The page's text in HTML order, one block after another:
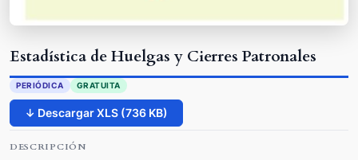
Estadística de Huelgas y Cierres Patronales
PERIÓDICA GRATUITA
↓ Descargar XLS (736 KB)
DESCRIPCIÓN